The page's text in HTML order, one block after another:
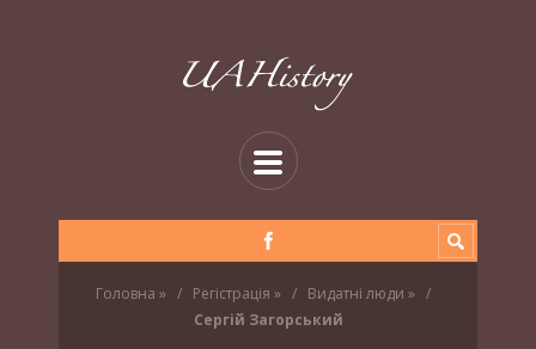
Головна » Регістрація » Видатні люди »
Сергій Загорський